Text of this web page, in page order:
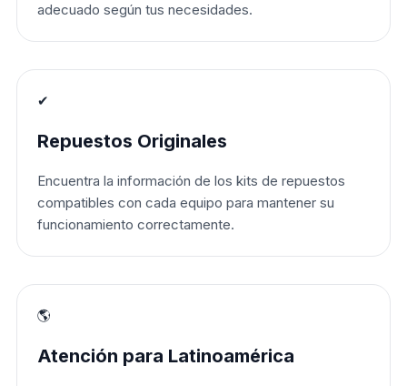
adecuado según tus necesidades.
✔
Repuestos Originales
Encuentra la información de los kits de repuestos
compatibles con cada equipo para mantener su
funcionamiento correctamente.
🌎
Atención para Latinoamérica